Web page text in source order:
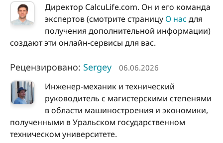
Директор CalcuLife.com. Он и его команда
экспертов (смотрите страницу О нас для
получения дополнительной информации)
создают эти онлайн-сервисы для вас.
Рецензировано: Sergey 06.06.2026
Инженер-механик и технический
руководитель с магистерскими степенями
в области машиностроения и экономики,
полученными в Уральском государственном
техническом университете.